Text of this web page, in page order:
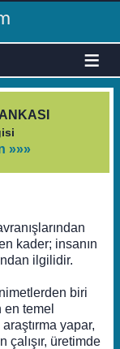
≡
»»»
kader; insanın
ilgilidir.
biri
en temel
yapar,
çalışır, üretimde